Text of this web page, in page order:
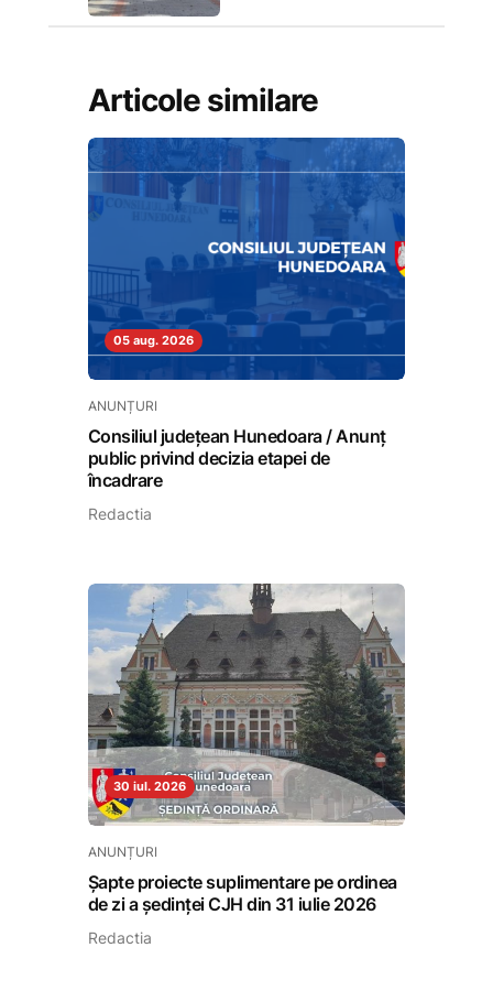
Articole similare
05 aug. 2026
ANUNȚURI
Consiliul județean Hunedoara / Anunț
public privind decizia etapei de
încadrare
Redactia
30 iul. 2026
ANUNȚURI
Șapte proiecte suplimentare pe ordinea
de zi a ședinței CJH din 31 iulie 2026
Redactia